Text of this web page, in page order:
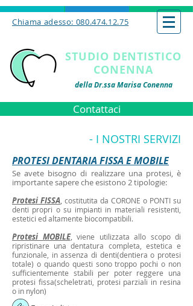
STUDIO DENTISTICO
CONENNA
Chiama adesso: 080.474.12.75
Contattaci
della Dr.ssa Marisa Conenna
PROTESI DENTARIA FISSA E MOBILE
Se avete bisogno di realizzare una protesi, è
importante sapere che esistono 2 tipologie:
Protesi FISSA, costitutita da CORONE o PONTI su
denti propri o su impianti in materiali resistenti,
estetici ed altamente biocompatibili.
Protesi MOBILE, viene utilizzata allo scopo di
ripristinare una dentatura completa, estetica e
funzionale, in assenza di denti(dentiera o protesi
totale) o quando questi sono troppo pochi o non
sufficientemente stabili per poter reggere una
protesi fissa(scheletrati, protesi parziali in resina
o in nylon)
- I NOSTRI SERVIZI